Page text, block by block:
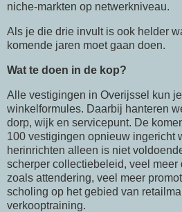
niche-markten op netwerkniveau.
Als je die drie invult is ook helder
komende jaren moet gaan doen.
Wat te doen in de kop?
Alle vestigingen in Overijssel kun
winkelformules. Daarbij hanteren
dorp, wijk en servicepunt. De
100 vestigingen opnieuw ingericht
herinrichten alleen is niet
scherper collectiebeleid, veel
zoals attendering, veel meer
scholing op het gebied van
verkooptraining.